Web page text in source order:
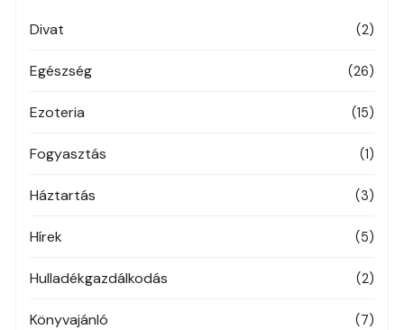
Divat (2)
Egészség (26)
Ezoteria (15)
Fogyasztás (1)
Háztartás (3)
Hírek (5)
Hulladékgazdálkodás (2)
Könyvajánló (7)